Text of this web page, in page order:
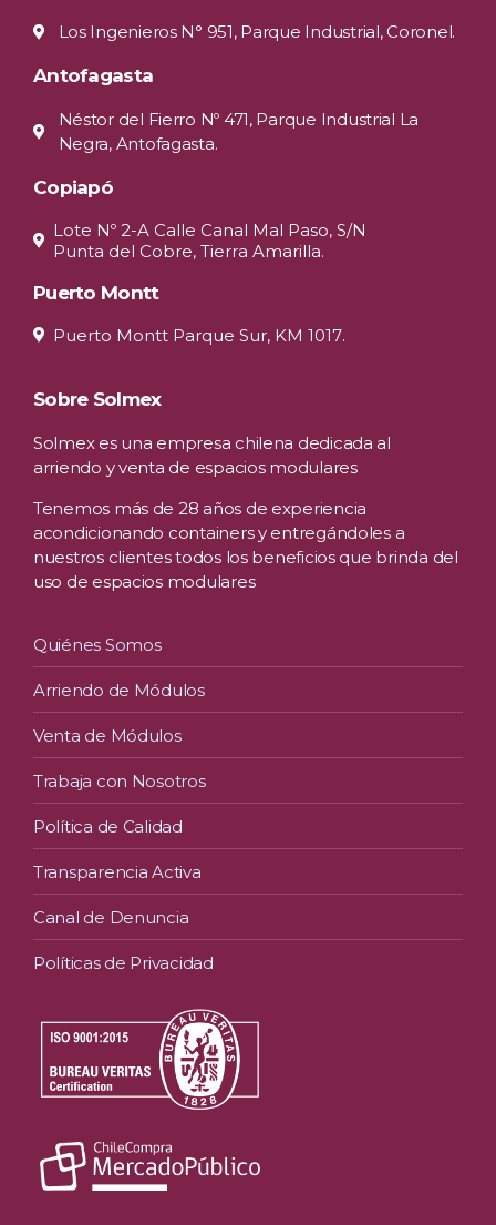
Los Ingenieros N° 951, Parque Industrial, Coronel.
Antofagasta
Néstor del Fierro Nº 471, Parque Industrial La
Negra, Antofagasta.
Copiapó
Lote Nº 2-A Calle Canal Mal Paso, S/N
Punta del Cobre, Tierra Amarilla.
Puerto Montt
Puerto Montt Parque Sur, KM 1017.
Sobre Solmex
Solmex es una empresa chilena dedicada al
arriendo y venta de espacios modulares
Tenemos más de 28 años de experiencia
acondicionando containers y entregándoles a
nuestros clientes todos los beneficios que brinda del
uso de espacios modulares
Quiénes Somos
Arriendo de Módulos
Venta de Módulos
Trabaja con Nosotros
Política de Calidad
Transparencia Activa
Canal de Denuncia
Políticas de Privacidad